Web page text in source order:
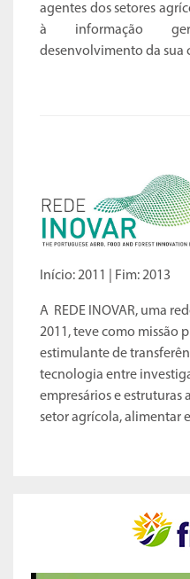
agentes dos setores
à informação
desenvolvimento da sua
Início: 2011 | Fim: 2013
A REDE INOVAR, uma
2011, teve como missão
estimulante de
tecnologia entre
empresários e estruturas
setor agrícola, alimentar